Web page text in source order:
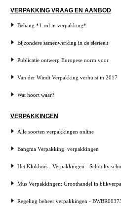
VERPAKKING VRAAG EN AANBOD
Behang *1 rol in verpakking*
Bijzondere samenwerking in de sierteelt
Publicatie ontwerp Europese norm voor
Van der Windt Verpakking verhuist in 2017
Wat hoort waar?
VERPAKKINGEN
Alle soorten verpakkingen online
Bangma Verpakking: verpakkingen
Het Klokhuis - Verpakkingen - Schooltv
Mus Verpakkingen: Groothandel in
Regeling beheer verpakkingen -